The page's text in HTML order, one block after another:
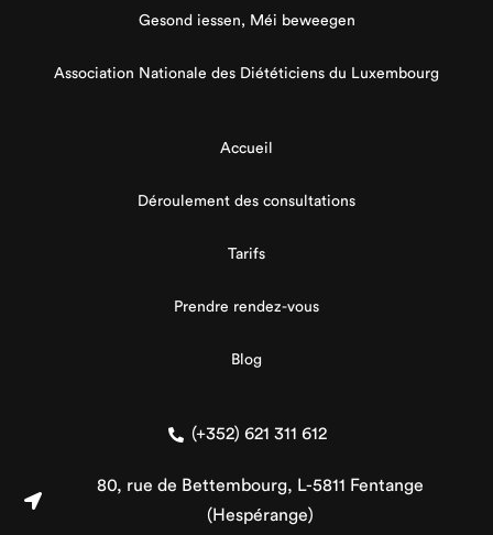
Gesond iessen, Méi beweegen
Association Nationale des Diététiciens du Luxembourg
Accueil
Déroulement des consultations
Tarifs
Prendre rendez-vous
Blog
(+352) 621 311 612
80, rue de Bettembourg, L-5811 Fentange
(Hespérange)